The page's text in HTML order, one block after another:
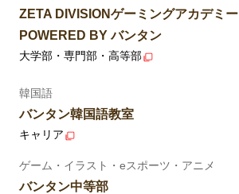
ZETA DIVISIONゲーミングアカデミー
POWERED BY バンタン
大学部・専門部・高等部
韓国語
バンタン韓国語教室
キャリア
ゲーム・イラスト・eスポーツ・アニメ
バンタン中等部